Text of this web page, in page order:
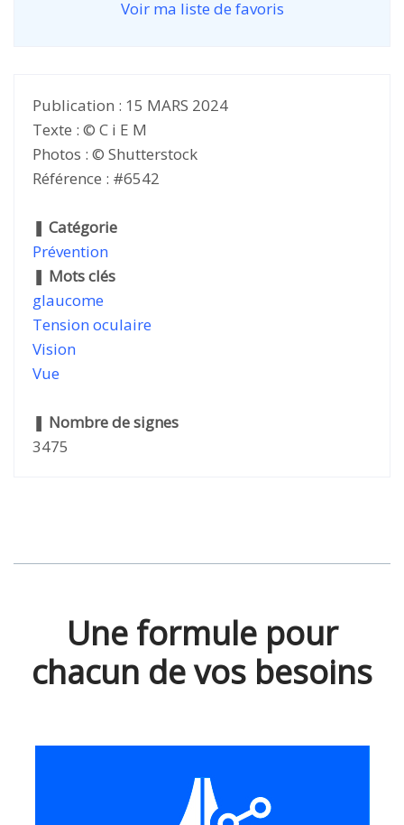
Voir ma liste de favoris
Publication : 15 MARS 2024
Texte : © C i E M
Photos : © Shutterstock
Référence : #6542
❚ Catégorie
Prévention
❚ Mots clés
glaucome
Tension oculaire
Vision
Vue
❚ Nombre de signes
3475
Une formule pour
chacun de vos besoins